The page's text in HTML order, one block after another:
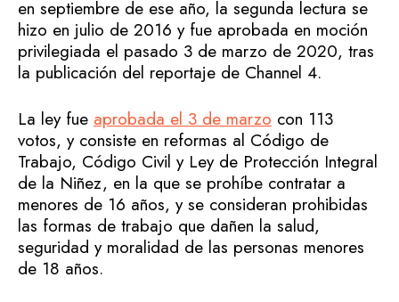
en septiembre de ese año, la segunda lectura se
hizo en julio de 2016 y fue aprobada en moción
privilegiada el pasado 3 de marzo de 2020, tras
la publicación del reportaje de Channel 4.
La ley fue aprobada el 3 de marzo con 113
votos, y consiste en reformas al Código de
Trabajo, Código Civil y Ley de Protección Integral
de la Niñez, en la que se prohíbe contratar a
menores de 16 años, y se consideran prohibidas
las formas de trabajo que dañen la salud,
seguridad y moralidad de las personas menores
de 18 años.